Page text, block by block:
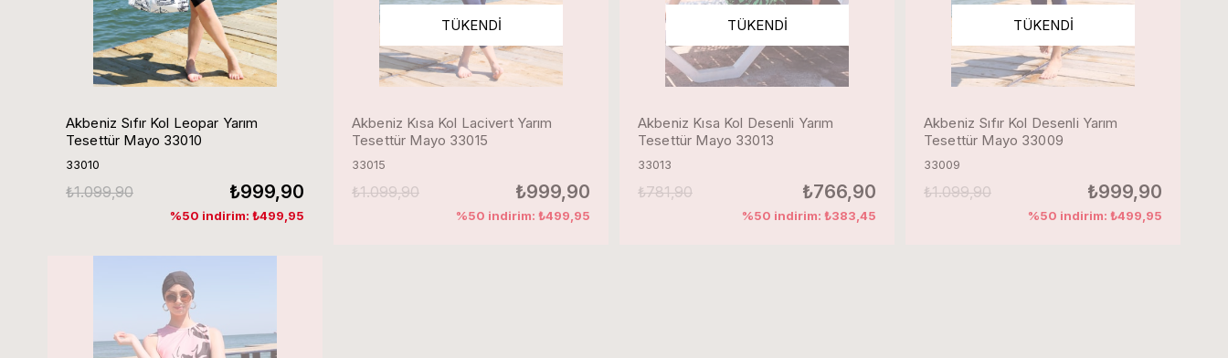
Akbeniz Sıfır Kol Leopar Yarım
Tesettür Mayo 33010
33010
₺999,90
₺1.099,90
%50 indirim: ₺499,95
TÜKENDI
Akbeniz Kısa Kol Lacivert Yarım
Tesettür Mayo 33015
33015
₺999,90
₺1.099,90
%50 indirim: ₺499,95
TÜKENDI
Akbeniz Kısa Kol Desenli Yarım
Tesettür Mayo 33013
33013
₺766,90
₺781,90
%50 indirim: ₺383,45
TÜKENDI
Akbeniz Sıfır Kol Desenli Yarım
Tesettür Mayo 33009
33009
₺999,90
₺1.099,90
%50 indirim: ₺499,95